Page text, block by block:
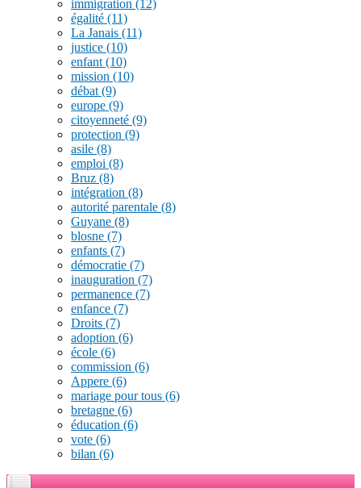
immigration (12)
égalité (11)
La Janais (11)
justice (10)
enfant (10)
mission (10)
débat (9)
europe (9)
citoyenneté (9)
protection (9)
asile (8)
emploi (8)
Bruz (8)
intégration (8)
autorité parentale (8)
Guyane (8)
blosne (7)
enfants (7)
démocratie (7)
inauguration (7)
permanence (7)
enfance (7)
Droits (7)
adoption (6)
école (6)
commission (6)
Appere (6)
mariage pour tous (6)
bretagne (6)
éducation (6)
vote (6)
bilan (6)